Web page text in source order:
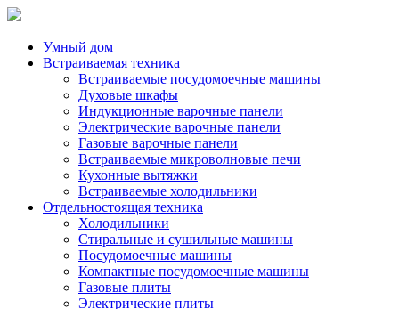
Умный дом
Встраиваемая техника
Встраиваемые посудомоечные машины
Духовые шкафы
Индукционные варочные панели
Электрические варочные панели
Газовые варочные панели
Встраиваемые микроволновые печи
Кухонные вытяжки
Встраиваемые холодильники
Отдельностоящая техника
Холодильники
Стиральные и сушильные машины
Посудомоечные машины
Компактные посудомоечные машины
Газовые плиты
Электрические плиты